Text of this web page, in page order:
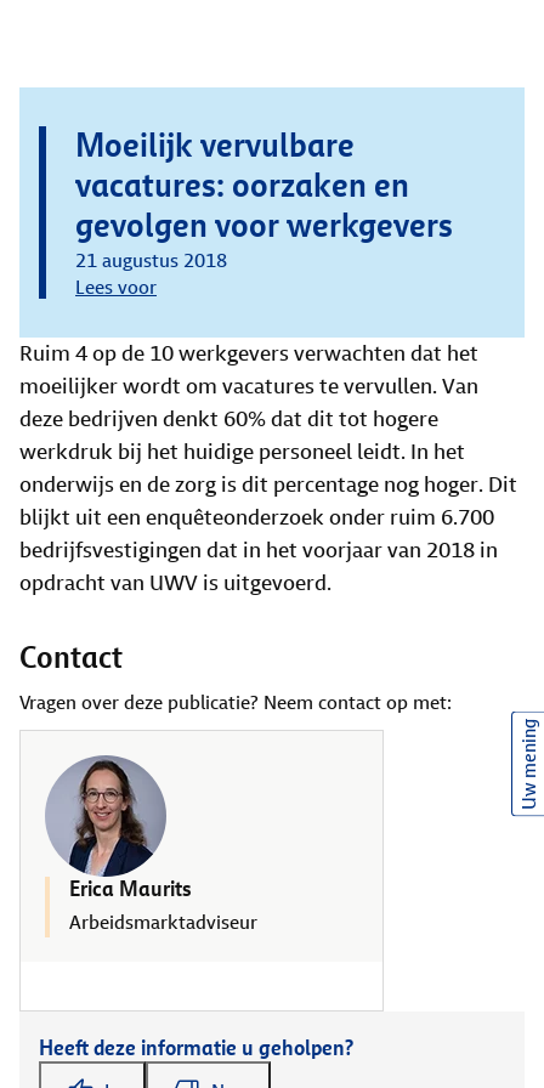
Moeilijk vervulbare
vacatures: oorzaken en
gevolgen voor werkgevers
21 augustus 2018
Lees voor
Ruim 4 op de 10 werkgevers verwachten dat het
moeilijker wordt om vacatures te vervullen. Van
deze bedrijven denkt 60% dat dit tot hogere
werkdruk bij het huidige personeel leidt. In het
onderwijs en de zorg is dit percentage nog hoger. Dit
blijkt uit een enquêteonderzoek onder ruim 6.700
bedrijfsvestigingen dat in het voorjaar van 2018 in
opdracht van UWV is uitgevoerd.
Contact
Vragen over deze publicatie? Neem contact op met:
Erica Maurits
Arbeidsmarktadviseur
Heeft deze informatie u geholpen?
Uw mening